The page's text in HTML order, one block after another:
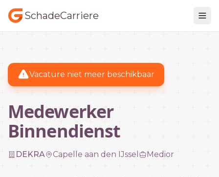
SchadeCarriere
Vacature niet meer beschikbaar
Medewerker
Binnendienst
DEKRA Capelle aan den IJssel Medior